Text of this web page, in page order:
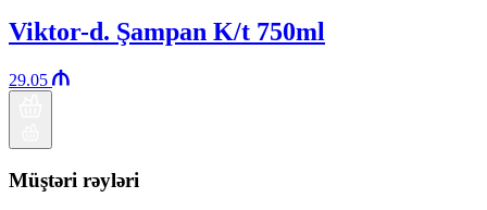
Viktor-d. Şampan K/t 750ml
29.05
Müştəri rəyləri